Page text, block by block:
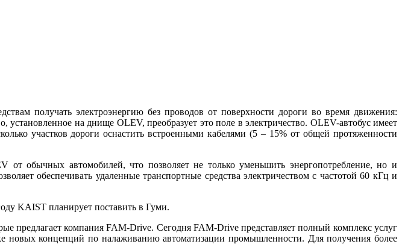
получать электроэнергию без проводов от поверхности дороги во время движения:
на днище OLEV, преобразует это поле в электричество. OLEV-автобус имеет
участков дороги оснастить встроенными кабелями (5 – 15% от общей протяженности
обычных автомобилей, что позволяет не только уменьшить энергопотребление, но и
обеспечивать удаленные транспортные средства электричеством с частотой 60 кГц и
KAIST планирует поставить в Гуми.
предлагает компания FAM-Drive. Сегодня FAM-Drive представляет полный комплекс услуг
новых концепций по налаживанию автоматизации промышленности. Для получения более